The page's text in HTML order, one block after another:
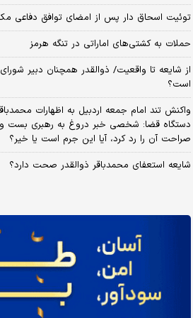
توئیت اسحاق دار پس از امضای توافق دفاعی
حملات به کشتی‌های اماراتی در تنگه هرمز
از شایعه تا واقعیت/ ذوالقدر همچنان دبیر
است؟
واکنش تند امام جمعه اردبیل به اظهارات
دستگاه قضا: شخصی خبر دروغ به رهبری بست و
صراحت آن را رد کرد، آیا این جرم است یا خیر؟
شایعه استعفای محمدباقر ذوالقدر صحت دارد؟